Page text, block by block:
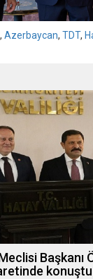
, Azerbaycan, TDT,
Başkanı
konuştu